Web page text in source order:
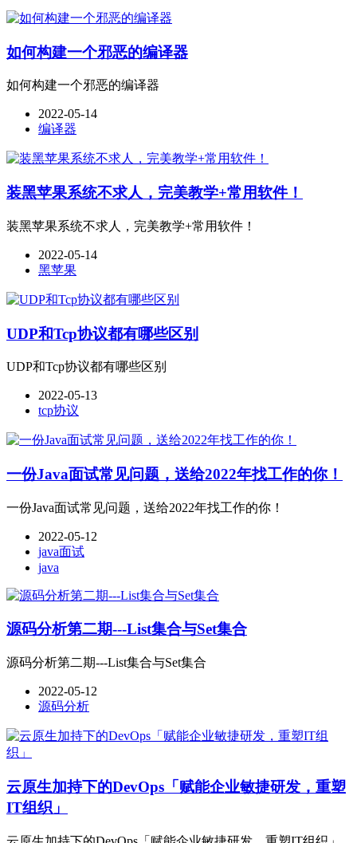
如何构建一个邪恶的编译器
如何构建一个邪恶的编译器
2022-05-14
编译器
装黑苹果系统不求人，完美教学+常用软件！
装黑苹果系统不求人，完美教学+常用软件！
2022-05-14
黑苹果
UDP和Tcp协议都有哪些区别
UDP和Tcp协议都有哪些区别
2022-05-13
tcp协议
一份Java面试常见问题，送给2022年找工作的你！
一份Java面试常见问题，送给2022年找工作的你！
2022-05-12
java面试
java
源码分析第二期---List集合与Set集合
源码分析第二期---List集合与Set集合
2022-05-12
源码分析
云原生加持下的DevOps「赋能企业敏捷研发，重塑
IT组织」